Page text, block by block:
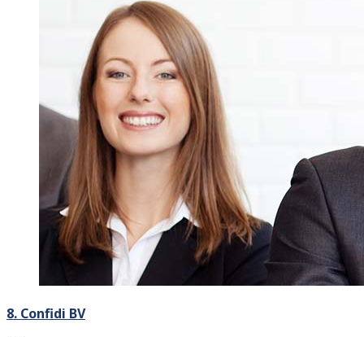
8. Confidi BV